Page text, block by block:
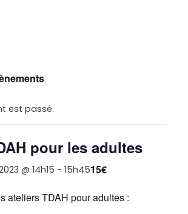
est passé.
pour les adultes
@ 14h15 - 15h4515€
ateliers TDAH pour adultes :